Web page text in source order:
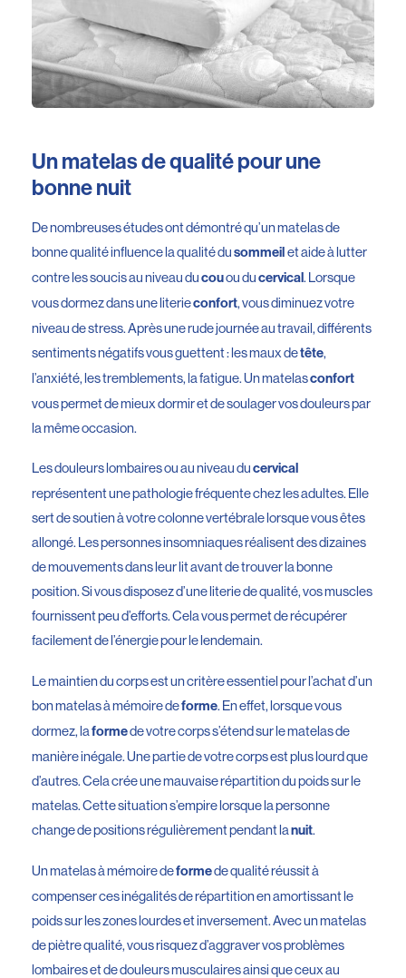
Un matelas de qualité pour une
bonne nuit
De nombreuses études ont démontré qu’un matelas de
bonne qualité influence la qualité dusommeilet aide à lutter
contre les soucis au niveau ducouou ducervical. Lorsque
vous dormez dans une literieconfort, vous diminuez votre
niveau de stress. Après une rude journée au travail, différents
sentiments négatifs vous guettent : les maux detête,
l’anxiété, les tremblements, la fatigue. Un matelasconfort
vous permet de mieux dormir et de soulager vos douleurs par
la même occasion.
Les douleurs lombaires ou au niveau ducervical
représentent une pathologie fréquente chez les adultes. Elle
sert de soutien à votre colonne vertébrale lorsque vous êtes
allongé. Les personnes insomniaques réalisent des dizaines
de mouvements dans leur lit avant de trouver la bonne
position. Si vous disposez d’une literie de qualité, vos muscles
fournissent peu d’efforts. Cela vous permet de récupérer
facilement de l’énergie pour le lendemain.
Le maintien du corps est un critère essentiel pour l’achat d’un
bon matelas à mémoire deforme. En effet, lorsque vous
dormez, laformede votre corps s’étend sur le matelas de
manière inégale. Une partie de votre corps est plus lourd que
d’autres. Cela crée une mauvaise répartition du poids sur le
matelas. Cette situation s’empire lorsque la personne
change de positions régulièrement pendant lanuit.
Un matelas à mémoire deformede qualité réussit à
compenser ces inégalités de répartition en amortissant le
poids sur les zones lourdes et inversement. Avec un matelas
de piètre qualité, vous risquez d’aggraver vos problèmes
lombaires et de douleurs musculaires ainsi que ceux au